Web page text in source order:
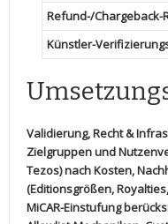
Refund-/Chargeback-
Künstler-
Validierung, ⁣Recht &
Zielgruppen​ und
Tezos) nach Kosten,
⁣(Editionsgrößen,Royalties
MiCAR-Einstufung